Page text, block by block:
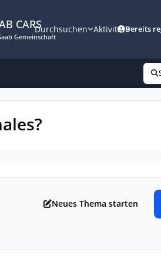
CARS
Gemeinschaft
Durchsuchen AktivitätBereits
Neues Thema starten